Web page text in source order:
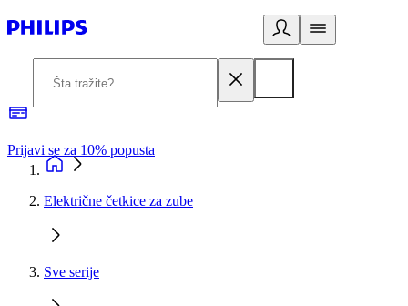
Prijavi se za 10% popusta
Električne četkice za zube
Sve serije